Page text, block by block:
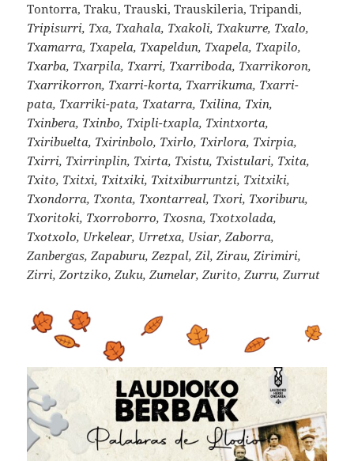
Tontorra, Traku, Trauski, Trauskileria, Tripandi,
Tripisurri, Txa, Txahala, Txakoli, Txakurre, Txalo,
Txamarra, Txapela, Txapeldun, Txapela, Txapilo,
Txarba, Txarpila, Txarri, Txarriboda, Txarrikoron,
Txarrikorron, Txarri-korta, Txarrikuma, Txarri-
pata, Txarriki-pata, Txatarra, Txilina, Txin,
Txinbera, Txinbo, Txipli-txapla, Txintxorta,
Txiribuelta, Txirinbolo, Txirlo, Txirlora, Txirpia,
Txirri, Txirrinplin, Txirta, Txistu, Txistulari, Txita,
Txito, Txitxi, Txitxiki, Txitxiburruntzi, Txitxiki,
Txondorra, Txonta, Txontarreal, Txori, Txoriburu,
Txoritoki, Txorroborro, Txosna, Txotxolada,
Txotxolo, Urkelear, Urretxa, Usiar, Zaborra,
Zanbergas, Zapaburu, Zezpal, Zil, Zirau, Zirimiri,
Zirri, Zortziko, Zuku, Zumelar, Zurito, Zurru, Zurrut